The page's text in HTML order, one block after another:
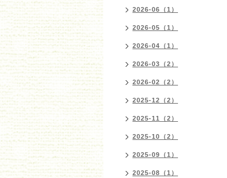
2026-06（1）
2026-05（1）
2026-04（1）
2026-03（2）
2026-02（2）
2025-12（2）
2025-11（2）
2025-10（2）
2025-09（1）
2025-08（1）